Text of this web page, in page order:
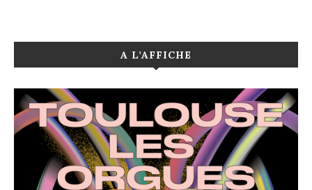
A L’AFFICHE